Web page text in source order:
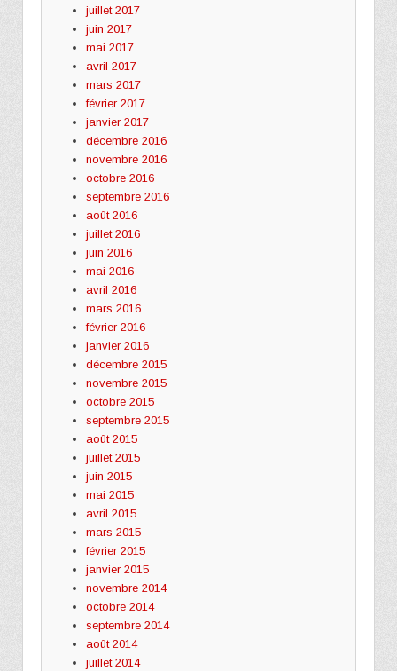
juillet 2017
juin 2017
mai 2017
avril 2017
mars 2017
février 2017
janvier 2017
décembre 2016
novembre 2016
octobre 2016
septembre 2016
août 2016
juillet 2016
juin 2016
mai 2016
avril 2016
mars 2016
février 2016
janvier 2016
décembre 2015
novembre 2015
octobre 2015
septembre 2015
août 2015
juillet 2015
juin 2015
mai 2015
avril 2015
mars 2015
février 2015
janvier 2015
novembre 2014
octobre 2014
septembre 2014
août 2014
juillet 2014